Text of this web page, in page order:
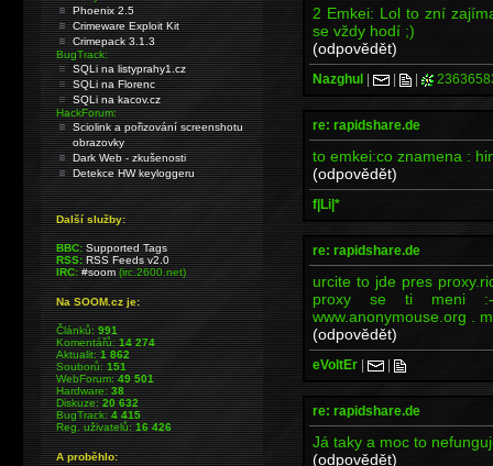
2 Emkei: Lol to zní
se vždy hodí ;)
(odpovědět)
Nazghul | | |
re: rapidshare.de
to emkei:co znamena :
(odpovědět)
f|Li|*
re: rapidshare.de
urcite to jde pres
proxy se ti meni :-
www.anonymouse.org .
(odpovědět)
eVoltEr | |
re: rapidshare.de
Já taky a moc to
(odpovědět)
Phoenix 2.5
Crimeware Exploit Kit
Crimepack 3.1.3
BugTrack:
SQLi na listyprahy1.cz
SQLi na Florenc
SQLi na kacov.cz
HackForum:
Sciolink a pořizování screenshotu
obrazovky
Dark Web - zkušenosti
Detekce HW keyloggeru
Další služby:
BBC: Supported Tags
RSS: RSS Feeds v2.0
IRC: #soom(irc.2600.net)
Na SOOM.cz je:
Článků:991
Komentářů:14 274
Aktualit:1 862
Souborů:151
WebForum:49 501
Hardware:38
Diskuze:20 632
BugTrack:4 415
Reg. uživatelů:16 426
A proběhlo: